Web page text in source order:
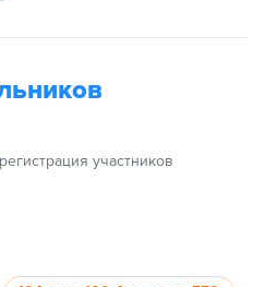
регистрация участников